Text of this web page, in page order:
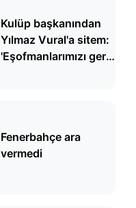
Kulüp başkanından
Yılmaz Vural'a sitem:
'Eşofmanlarımızı geri
Fenerbahçe ara
vermedi